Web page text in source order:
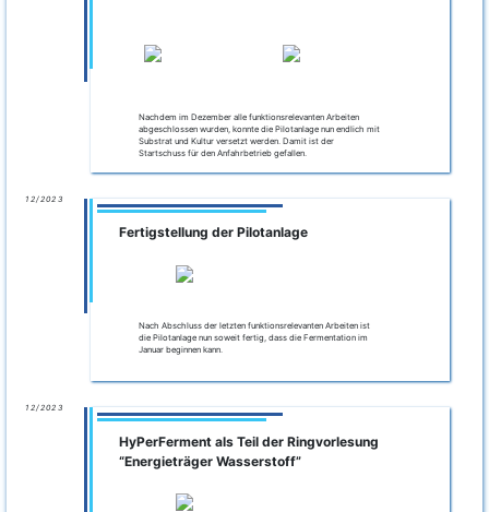
Nachdem im Dezember alle funktionsrelevanten Arbeiten
abgeschlossen wurden, konnte die Pilotanlage nun endlich mit
Substrat und Kultur versetzt werden. Damit ist der
Startschuss für den Anfahrbetrieb gefallen.
12/2023
Fertigstellung der Pilotanlage
Nach Abschluss der letzten funktionsrelevanten Arbeiten ist
die Pilotanlage nun soweit fertig, dass die Fermentation im
Januar beginnen kann.
12/2023
HyPerFerment als Teil der Ringvorlesung
“Energieträger Wasserstoff”